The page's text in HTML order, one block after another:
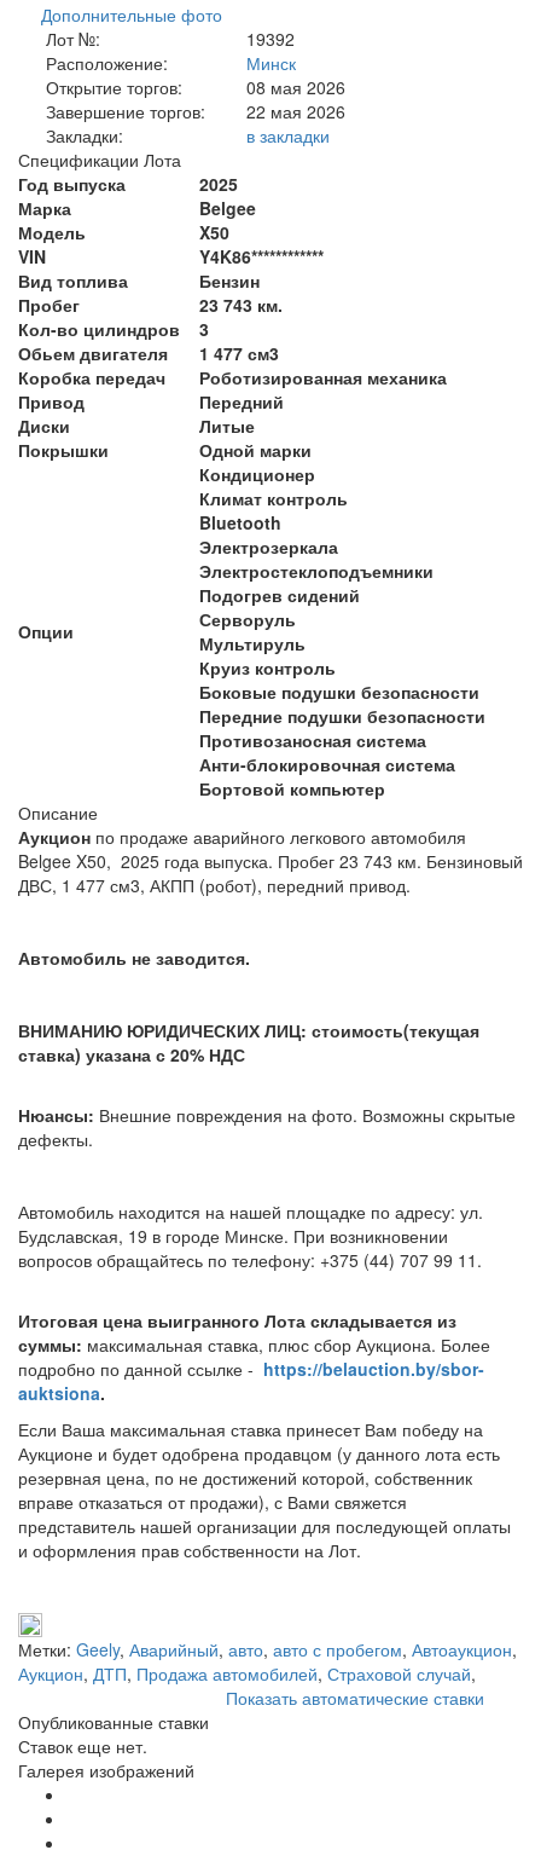
Дополнительные фото
Лот №:
19392
Расположение:
Минск
Открытие торгов:
08 мая 2026
Завершение торгов:
22 мая 2026
Закладки:
в закладки
Спецификации Лота
Год выпуска
2025
Марка
Belgee
Модель
X50
VIN
Y4K86************
Вид топлива
Бензин
Пробег
23 743 км.
Кол-во цилиндров
3
Обьем двигателя
1 477 см3
Коробка передач
Роботизированная механика
Привод
Передний
Диски
Литые
Покрышки
Одной марки
Опции
Кондиционер
Климат контроль
Bluetooth
Электрозеркала
Электростеклоподъемники
Подогрев сидений
Серворуль
Мультируль
Круиз контроль
Боковые подушки безопасности
Передние подушки безопасности
Противозаносная система
Анти-блокировочная система
Бортовой компьютер
Описание
Аукцион по продаже аварийного легкового автомобиля
Belgee X50, 2025 года выпуска. Пробег 23 743 км. Бензиновый
ДВС, 1 477 см3, АКПП (робот), передний привод.
Автомобиль не заводится.
ВНИМАНИЮ ЮРИДИЧЕСКИХ ЛИЦ: стоимость(текущая
ставка) указана с 20% НДС
Нюансы: Внешние повреждения на фото. Возможны скрытые
дефекты.
Автомобиль находится на нашей площадке по адресу: ул.
Будславская, 19 в городе Минске. При возникновении
вопросов обращайтесь по телефону: +375 (44) 707 99 11.
Итоговая цена выигранного Лота складывается из
суммы: максимальная ставка, плюс сбор Аукциона. Более
подробно по данной ссылке - https://belauction.by/sbor-
auktsiona.
Если Ваша максимальная ставка принесет Вам победу на
Аукционе и будет одобрена продавцом (у данного лота есть
резервная цена, по не достижений которой, собственник
вправе отказаться от продажи), с Вами свяжется
представитель нашей организации для последующей оплаты
и оформления прав собственности на Лот.
Метки: Geely, Аварийный, авто, авто с пробегом, Автоаукцион,
Аукцион, ДТП, Продажа автомобилей, Страховой случай,
Показать автоматические ставки
Опубликованные ставки
Ставок еще нет.
Галерея изображений